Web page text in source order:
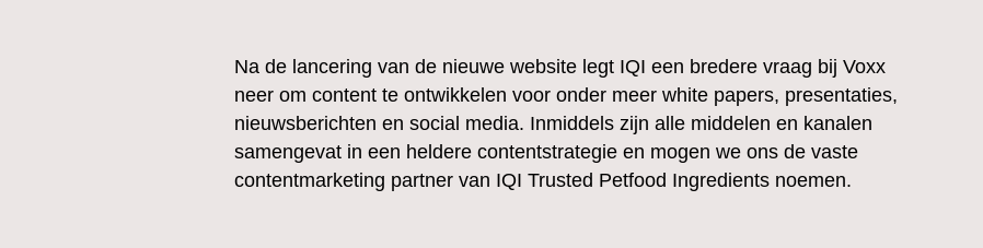
Na de lancering van de nieuwe website legt IQI een bredere vraag bij Voxx
neer om content te ontwikkelen voor onder meer white papers, presentaties,
nieuwsberichten en social media. Inmiddels zijn alle middelen en kanalen
samengevat in een heldere contentstrategie en mogen we ons de vaste
contentmarketing partner van IQI Trusted Petfood Ingredients noemen.